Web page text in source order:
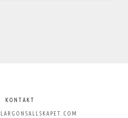
KONTAKT